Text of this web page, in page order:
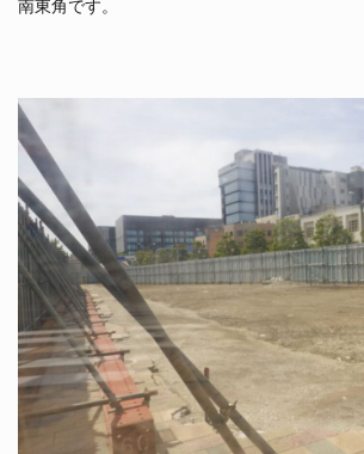
南東角です。